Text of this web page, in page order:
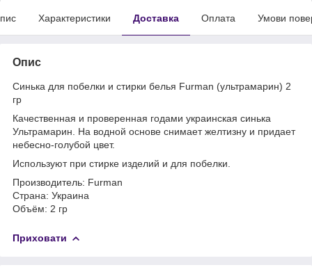
Характеристики Доставка Оплата Умови
Опис
Синька для побелки и стирки белья Furman (ультрамарин) 2
гр
Качественная и проверенная годами украинская синька
Ультрамарин. На водной основе снимает желтизну и придает
небесно-голубой цвет.
Используют при стирке изделий и для побелки.
Производитель: Furman
Страна: Украина
Объём: 2 гр
Приховати